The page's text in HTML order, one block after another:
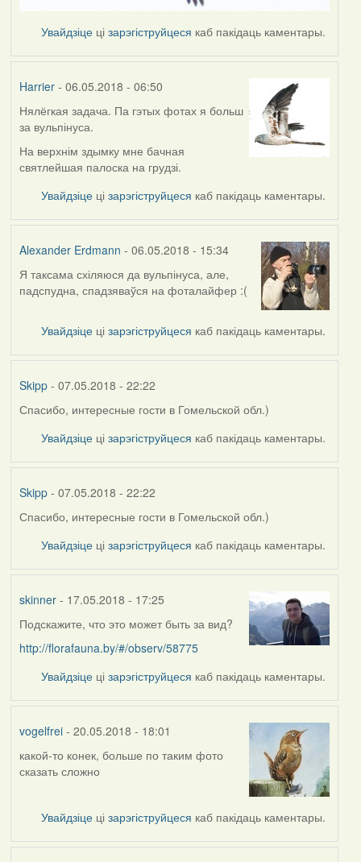
Увайдзіце цізарэгіструйцеся каб пакідаць каментары.
Harrier- 06.05.2018 - 06:50
Нялёгкая задача. Па гэтых фотах я больш
за вульпінуса.
На верхнім здымку мне бачная
святлейшая палоска на грудзі.
Увайдзіце цізарэгіструйцеся каб пакідаць каментары.
Alexander Erdmann - 06.05.2018 - 15:34
In
reply
Я таксама схіляюся да вульпінуса, але,
падспудна, спадзяваўся на фоталайфер :(
Увайдзіце цізарэгіструйцеся каб пакідаць каментары.
Skipp- 07.05.2018 - 22:22
In
reply
by
Erdmann
Спасибо, интересные гости в Гомельской обл.)
Увайдзіце цізарэгіструйцеся каб пакідаць каментары.
Skipp- 07.05.2018 - 22:22
In
reply
by
Erdmann
Спасибо, интересные гости в Гомельской обл.)
Увайдзіце цізарэгіструйцеся каб пакідаць каментары.
skinner- 17.05.2018 - 17:25
Подскажите, что это может быть за вид?
http://florafauna.by/#/observ/58775
Увайдзіце цізарэгіструйцеся каб пакідаць каментары.
vogelfrei- 20.05.2018 - 18:01
In
reply
skinner
какой-то конек, больше по таким фото
сказать сложно
Увайдзіце цізарэгіструйцеся каб пакідаць каментары.